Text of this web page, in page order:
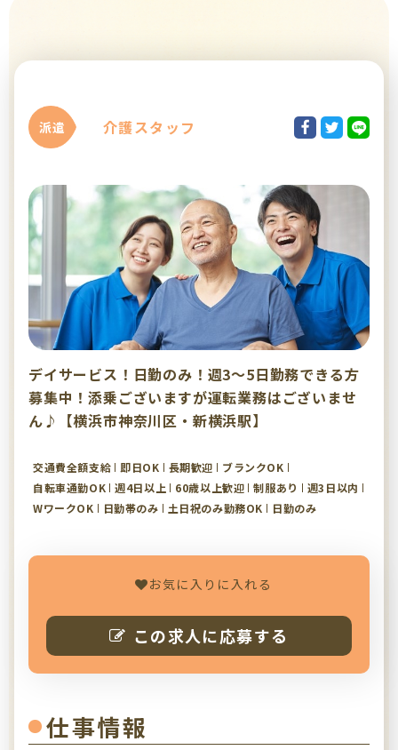
派遣 介護スタッフ
デイサービス！日勤のみ！週3～5日勤務できる方
募集中！添乗ございますが運転業務はございませ
ん♪【横浜市神奈川区・新横浜駅】
交通費全額支給 即日OK 長期歓迎
ブランクOK
自転車通勤OK
週4日以上 60歳以上歓迎 制服あり
週3日以内
WワークOK
日勤帯のみ 土日祝のみ勤務OK 日勤のみ
お気に入りに入れる
この求人に応募する
仕事情報